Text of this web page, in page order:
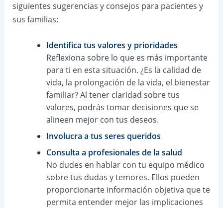
siguientes sugerencias y consejos para pacientes y
sus familias:
Identifica tus valores y prioridades
Reflexiona sobre lo que es más importante
para ti en esta situación. ¿Es la calidad de
vida, la prolongación de la vida, el bienestar
familiar? Al tener claridad sobre tus
valores, podrás tomar decisiones que se
alineen mejor con tus deseos.
Involucra a tus seres queridos
Consulta a profesionales de la salud
No dudes en hablar con tu equipo médico
sobre tus dudas y temores. Ellos pueden
proporcionarte información objetiva que te
permita entender mejor las implicaciones